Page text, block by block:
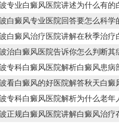
专业白癜风医院讲述为什么有的
白癜风专业医院回答要怎么科学
白癜风治疗医院讲解在秋季治疗
治白癜风医院告诉你怎么判断其
专科白癜风医院解析白癜风患病
看白癜风的好医院解答秋天白癜
专科白癜风医院解析为什么老年
正规白癜风医院讲解白癜风治疗